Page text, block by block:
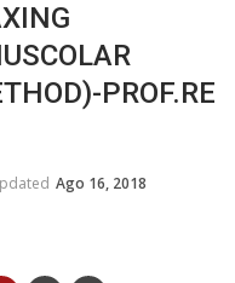
PROF.RE
Ago 16, 2018